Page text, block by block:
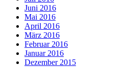
Juni 2016
Mai 2016
April 2016
März 2016
Februar 2016
Januar 2016
Dezember 2015